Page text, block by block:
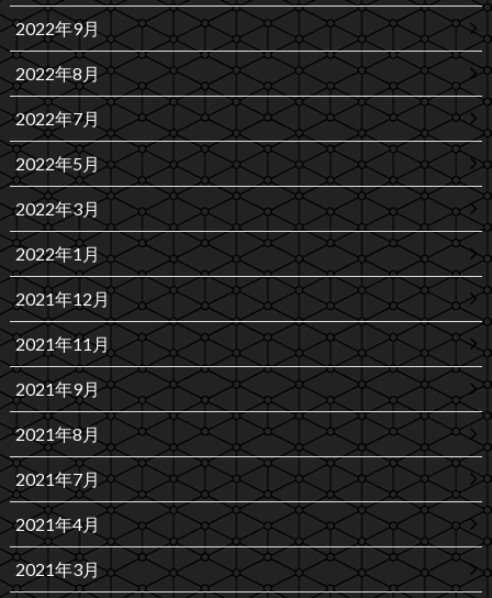
2022年9月
2022年8月
2022年7月
2022年5月
2022年3月
2022年1月
2021年12月
2021年11月
2021年9月
2021年8月
2021年7月
2021年4月
2021年3月